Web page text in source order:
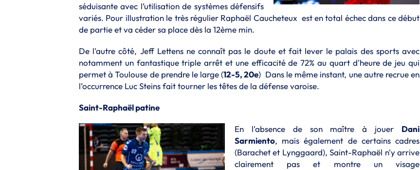
séduisante avec l’utilisation de systèmes défensifs
variés. Pour illustration le très régulier Raphaël Caucheteux est en total échec dans ce début
de partie et va céder sa place dès la 12ème min.
De l'autre côté, Jeff Lettens ne connaît pas le doute et fait lever le palais des sports avec
notamment un fantastique triple arrêt et une efficacité de 72% au quart d'heure de jeu qui
permet à Toulouse de prendre le large (12-5, 20e) Dans le même instant, une autre recrue en
l’occurrence Luc Steins fait tourner les têtes de la défense varoise.
Saint-Raphaël patine
En l'absence de son maître à jouer Dani
Sarmiento, mais également de certains cadres
(Barachet et Lynggaard), Saint-Raphaël n'y arrive
clairement pas et montre un visage